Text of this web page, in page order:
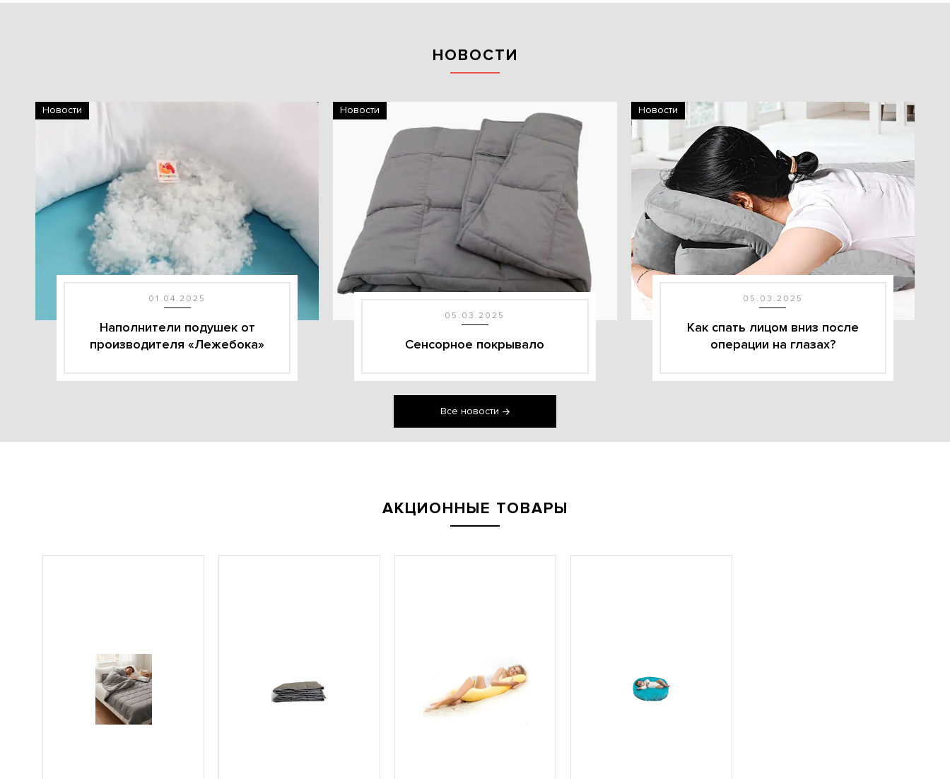
НОВОСТИ
Новости
01.04.2025
Наполнители подушек от
производителя «Лежебока»
Новости
05.03.2025
Сенсорное покрывало
Новости
05.03.2025
Как спать лицом вниз после
операции на глазах?
Все новости
АКЦИОННЫЕ ТОВАРЫ